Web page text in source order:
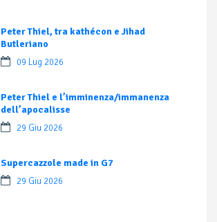
Peter Thiel, tra kathécon e Jihad
Butleriano
09 Lug 2026
Peter Thiel e l’imminenza/immanenza
dell’apocalisse
29 Giu 2026
Supercazzole made in G7
29 Giu 2026